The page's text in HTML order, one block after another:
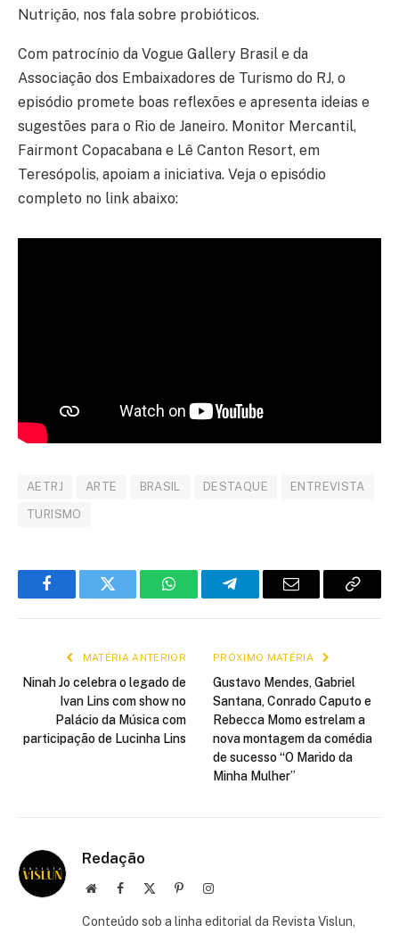
Nutrição, nos fala sobre probióticos.
Com patrocínio da Vogue Gallery Brasil e da
Associação dos Embaixadores de Turismo do RJ, o
episódio promete boas reflexões e apresenta ideias e
sugestões para o Rio de Janeiro. Monitor Mercantil,
Fairmont Copacabana e Lê Canton Resort, em
Teresópolis, apoiam a iniciativa. Veja o episódio
completo no link abaixo:
AETRJ ARTE BRASIL DESTAQUE ENTREVISTA
TURISMO
FacebookTwitter WhatsAppTelegramE-
Copiar
MATÉRIA ANTERIOR
Ninah Jo celebra o legado de
Ivan Lins com show no
Palácio da Música com
participação de Lucinha Lins
PRÓXIMO MATÉRIA
Gustavo Mendes, Gabriel
Santana, Conrado Caputo e
Rebecca Momo estrelam a
nova montagem da comédia
de sucesso “O Marido da
Minha Mulher”
Redação
Site Facebook PinterestInstagram
Conteúdo sob a linha editorial da Revista Vislun,